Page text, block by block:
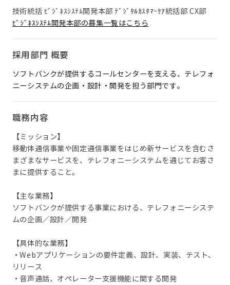
技術統括 ﾋﾞｼﾞﾈｽｼｽﾃﾑ開発本部 ﾃﾞｼﾞﾀﾙｶｽﾀﾏｰｹｱ統括部 CX部
ﾋﾞｼﾞﾈｽｼｽﾃﾑ開発本部の募集一覧はこちら
採用部門 概要
ソフトバンクが提供するコールセンターを支える、テレフォ
ニーシステムの企画・設計・開発を担う部門です。
職務内容
【ミッション】
移動体通信事業や固定通信事業をはじめ新サービスを含むさ
まざまなサービスを、テレフォニーシステムを通じてお客さ
まに提供すること。
【主な業務】
ソフトバンクが提供する事業における、テレフォニーシステ
ムの企画／設計／開発
【具体的な業務】
・Webアプリケーションの要件定義、設計、実装、テスト、
リリース
・音声通話、オペレーター支援機能に関する開発